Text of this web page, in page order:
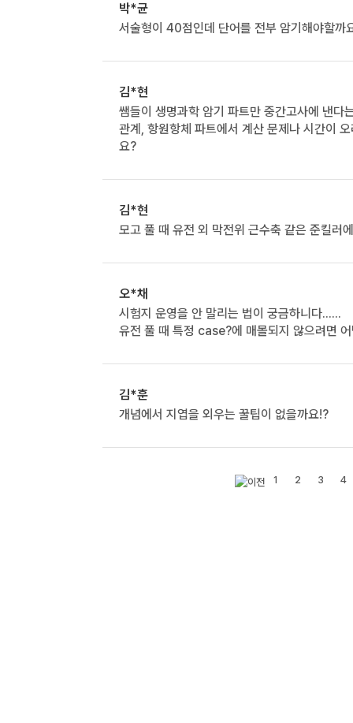
박*균
서술형이 40점인데 단어를 전부 암기해야할까
김*현
쌤들이 생명과학 암기 파트만 중간고사에 낸다
관계, 항원항체 파트에서 계산 문제나 시간이
요?
김*현
모고 풀 때 유전 외 막전위 근수축 같은 준킬러
오*채
시험지 운영을 안 말리는 법이 궁금하니다......
유전 풀 때 특정 case?에 매몰되지 않으려면
김*훈
개념에서 지엽을 외우는 꿀팁이 없을까요!?
1 2 3 4